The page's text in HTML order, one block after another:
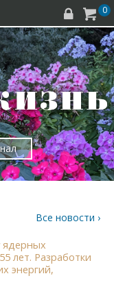
  0
Все новости ›
ядерных
лет. Разработки
энергий,